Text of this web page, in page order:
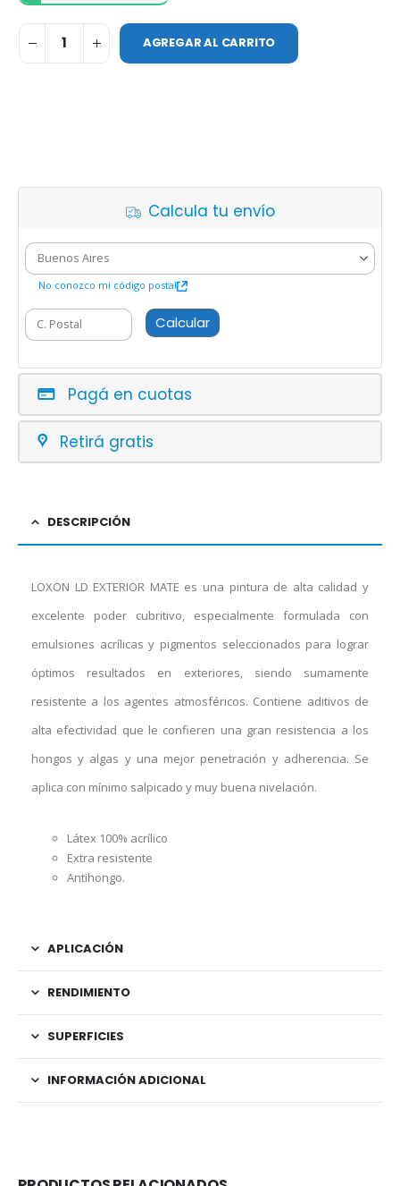
AGREGAR AL CARRITO
Calcula tu envío
No conozco mi código postal
Calcular
Pagá en cuotas
Retirá gratis
DESCRIPCIÓN
LOXON LD EXTERIOR MATE es una pintura de alta calidad y
excelente poder cubritivo, especialmente formulada con
emulsiones acrílicas y pigmentos seleccionados para lograr
óptimos resultados en exteriores, siendo sumamente
resistente a los agentes atmosféricos. Contiene aditivos de
alta efectividad que le confieren una gran resistencia a los
hongos y algas y una mejor penetración y adherencia. Se
aplica con mínimo salpicado y muy buena nivelación.
Látex 100% acrílico
Extra resistente
Antihongo.
APLICACIÓN
RENDIMIENTO
SUPERFICIES
INFORMACIÓN ADICIONAL